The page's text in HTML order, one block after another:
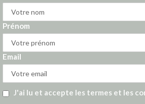
Prénom
Email
J'ai lu et accepte les termes et les